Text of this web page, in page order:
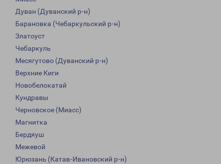
Дуван (Дуванский р-н)
Барановка (Чебаркульский р-н)
Златоуст
Чебаркуль
Месягутово (Дуванский р-н)
Верхние Киги
Новобелокатай
Кундравы
Черновское (Миасс)
Магнитка
Бердяуш
Межевой
Юрюзань (Катав-Ивановский р-н)